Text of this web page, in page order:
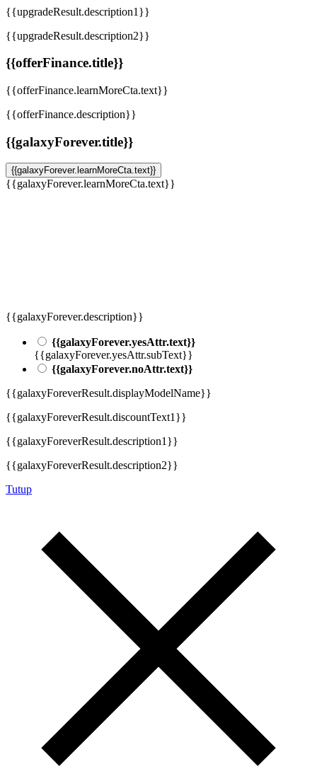
{{upgradeResult.description1}}
{{upgradeResult.description2}}
{{offerFinance.title}}
{{offerFinance.learnMoreCta.text}}
{{offerFinance.description}}
{{galaxyForever.title}}
{{galaxyForever.learnMoreCta.text}}
{{galaxyForever.learnMoreCta.text}}
{{galaxyForever.description}}
{{galaxyForever.yesAttr.text}}
{{galaxyForever.yesAttr.subText}}
{{galaxyForever.noAttr.text}}
{{galaxyForeverResult.displayModelName}}
{{galaxyForeverResult.discountText1}}
{{galaxyForeverResult.description1}}
{{galaxyForeverResult.description2}}
Tutup